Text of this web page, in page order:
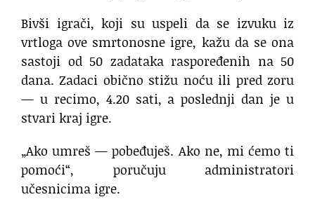
Bivši igrači, koji su uspeli da se izvuku iz
vrtloga ove smrtonosne igre, kažu da se ona
sastoji od 50 zadataka raspoređenih na 50
dana. Zadaci obično stižu noću ili pred zoru
— u recimo, 4.20 sati, a poslednji dan je u
stvari kraj igre.
„Ako umreš — pobeđuješ. Ako ne, mi ćemo ti
pomoći“, poručuju administratori
učesnicima igre.